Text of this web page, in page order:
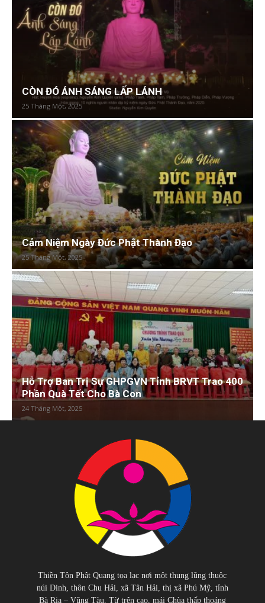
CÒN ĐÓ ÁNH SÁNG LẤP LÁNH
25 Tháng Một, 2025
Cảm Niệm Ngày Đức Phật Thành Đạo
25 Tháng Một, 2025
Hỗ Trợ Ban Trị Sự GHPGVN Tỉnh BRVT Trao 400
Phần Quà Tết Cho Bà Con
24 Tháng Một, 2025
Thiền Tôn Phật Quang tọa lạc nơi một thung lũng thuộc
núi Dinh, thôn Chu Hải, xã Tân Hải, thị xã Phú Mỹ, tỉnh
Bà Rịa – Vũng Tàu. Từ trên cao, mái Chùa thấp thoáng